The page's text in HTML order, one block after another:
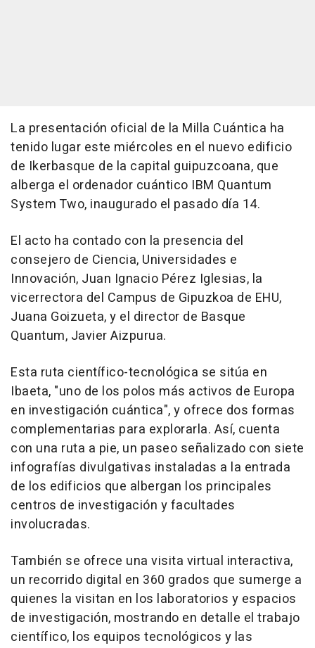
La presentación oficial de la Milla Cuántica ha
tenido lugar este miércoles en el nuevo edificio
de Ikerbasque de la capital guipuzcoana, que
alberga el ordenador cuántico IBM Quantum
System Two, inaugurado el pasado día 14.
El acto ha contado con la presencia del
consejero de Ciencia, Universidades e
Innovación, Juan Ignacio Pérez Iglesias, la
vicerrectora del Campus de Gipuzkoa de EHU,
Juana Goizueta, y el director de Basque
Quantum, Javier Aizpurua.
Esta ruta científico-tecnológica se sitúa en
Ibaeta, "uno de los polos más activos de Europa
en investigación cuántica", y ofrece dos formas
complementarias para explorarla. Así, cuenta
con una ruta a pie, un paseo señalizado con siete
infografías divulgativas instaladas a la entrada
de los edificios que albergan los principales
centros de investigación y facultades
involucradas.
También se ofrece una visita virtual interactiva,
un recorrido digital en 360 grados que sumerge a
quienes la visitan en los laboratorios y espacios
de investigación, mostrando en detalle el trabajo
científico, los equipos tecnológicos y las